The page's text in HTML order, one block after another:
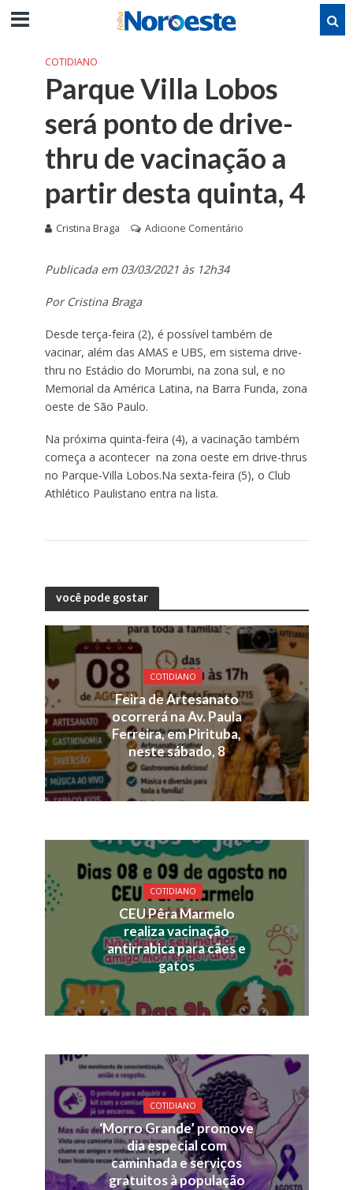
COTIDIANO
Parque Villa Lobos
será ponto de drive-
thru de vacinação a
partir desta quinta, 4
Cristina Braga Adicione Comentário
Publicada em 03/03/2021 às 12h34
Por Cristina Braga
Desde terça-feira (2), é possível também de
vacinar, além das AMAS e UBS, em sistema drive-
thru no Estádio do Morumbi, na zona sul, e no
Memorial da América Latina, na Barra Funda, zona
oeste de São Paulo.
Na próxima quinta-feira (4), a vacinação também
começa a acontecer na zona oeste em drive-thrus
no Parque-Villa Lobos.Na sexta-feira (5), o Club
Athlético Paulistano entra na lista.
você pode gostar
COTIDIANO
Feira de Artesanato
ocorrerá na Av. Paula
Ferreira, em Pirituba,
neste sábado, 8
COTIDIANO
CEU Pêra Marmelo
realiza vacinação
antirrabica para cães e
gatos
COTIDIANO
‘Morro Grande’ promove
dia especial com
caminhada e serviços
gratuitos à população